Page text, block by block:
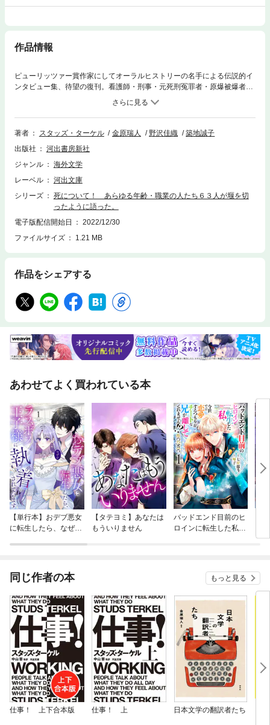
作品情報
ピューリッツァー賞作家にしてオーラルヒストリーの名手による伝説的イ
ンタビュー集、待望の復刊。看護師・刑事・元死刑冤罪者・原爆被爆者・
戦争退役軍人・牧師・物理学者など多様な人々が死について語る
著者 スタッズ・ターケル 金原瑞人 野沢佳織
築地誠子
出版社
河出書房新社
ジャンル
海外文学
レーベル
河出文庫
シリーズ
死について！ あらゆる年齢・職業の人たち６３人が堰を切
ったように語った。
電子版配信開始日
2022/12/30
ファイルサイズ
1.21 MB
作品をシェアする
あわせてよく買われている本
【単行本】おデブ悪女
に転生したら、なぜか
【タテヨミ】あなたは
もういりません
バッドエンド目前のヒ
ロインに転生した私、
同じ作者の本 もっと見る
仕事！ 上下合本版 仕事！ 上 日本文学の翻訳者たち